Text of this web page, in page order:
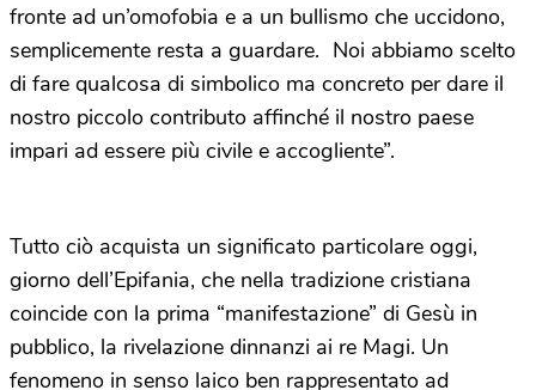
fronte ad un’omofobia e a un bullismo che uccidono,
semplicemente resta a guardare. Noi abbiamo scelto
di fare qualcosa di simbolico ma concreto per dare il
nostro piccolo contributo affinché il nostro paese
impari ad essere più civile e accogliente”.
Tutto ciò acquista un significato particolare oggi,
giorno dell’Epifania, che nella tradizione cristiana
coincide con la prima “manifestazione” di Gesù in
pubblico, la rivelazione dinnanzi ai re Magi. Un
fenomeno in senso laico ben rappresentato ad